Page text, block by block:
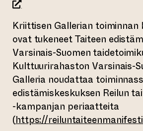
Kriittisen Gallerian
ovat tukeneet Taiteen
Varsinais-Suomen
Kulttuurirahaston Varsinais-
Galleria noudattaa
edistämiskeskuksen Reilun
-kampanjan periaatteita
(https://